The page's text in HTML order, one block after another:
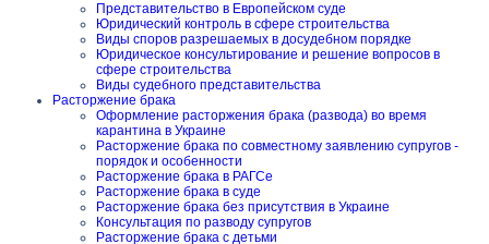
Представительство в Европейском суде
Юридический контроль в сфере строительства
Виды споров разрешаемых в досудебном порядке
Юридическое консультирование и решение вопросов в
сфере строительства
Виды судебного представительства
Расторжение брака
Оформление расторжения брака (развода) во время
карантина в Украине
Расторжение брака по совместному заявлению супругов -
порядок и особенности
Расторжение брака в РАГСе
Расторжение брака в суде
Расторжение брака без присутствия в Украине
Консультация по разводу супругов
Расторжение брака с детьми